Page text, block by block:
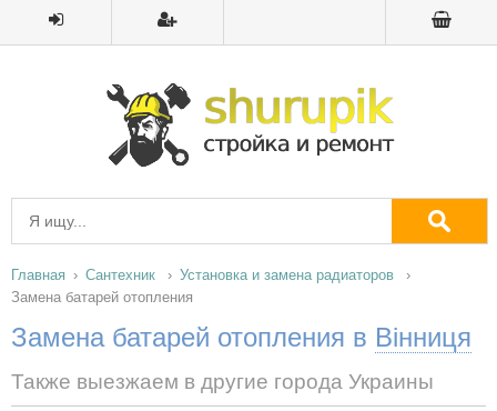
Главная Сантехник
Установка и замена радиаторов
Замена батарей отопления
Замена батарей отопления в Вінниця
Также выезжаем в другие города Украины